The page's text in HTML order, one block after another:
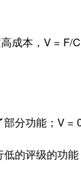
成本，V = F/C
分功能；V =
的评级的功